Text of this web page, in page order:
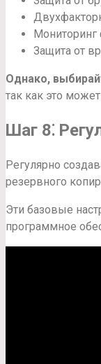
Мониторинг
Защита от
Однако,
так как это
Шаг 8⁚
Регулярно
резервного
Эти базовые
программное